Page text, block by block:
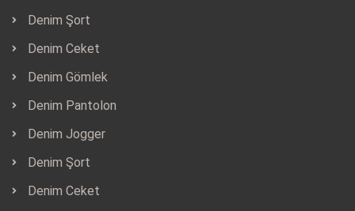
Denim Şort
Denim Ceket
Denim Gömlek
Denim Pantolon
Denim Jogger
Denim Şort
Denim Ceket